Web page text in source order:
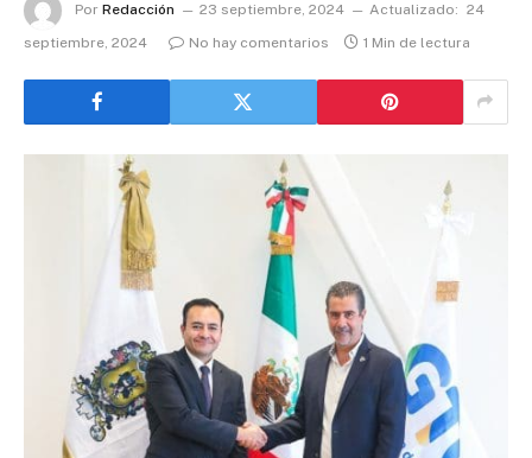
Por Redacción 23 septiembre, 2024 Actualizado: 24
septiembre, 2024
No hay comentarios 1 Min de lectura